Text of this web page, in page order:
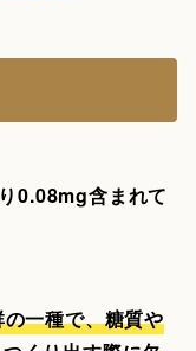
0.08mg含まれて
一種で、糖質や